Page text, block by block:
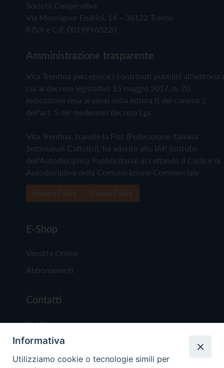
Società Cooperativa
Via Monsignor Endrici, 14 – 38122 Trento
P.IVA e C.F. 00199960220
Amministrazione trasparente
Vita Trentina percepisce i contributi pubblici all'editoria
cui al decreto legislativo 15 maggio 2017, n. 70.
Indicazione resa ai sensi della lettera f) del comma 2
dell'art. 5 del medesimo decreto Lgs.
Vita Trentina, tramite la Fisc (Federazione Italiana
Settimanali Cattolici), ha aderito allo IAP (Istituto
dell'Autodisciplina Pubblicitaria) accettando il Codice di
Autodisciplina della Comunicazione Commerciale
E-Shop
Vendita Online
Abbonamenti
Contatti
Chi Siamo
Redazione
Scrivici
Informativa
Utilizziamo cookie o tecnologie simili per